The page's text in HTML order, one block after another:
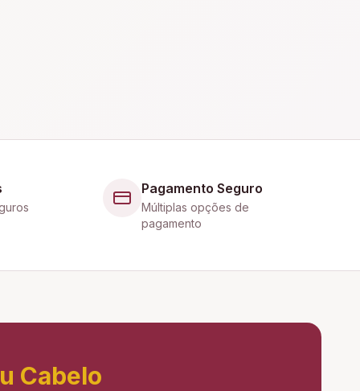
Pagamento Seguro
Múltiplas opções de
pagamento
Cabelo